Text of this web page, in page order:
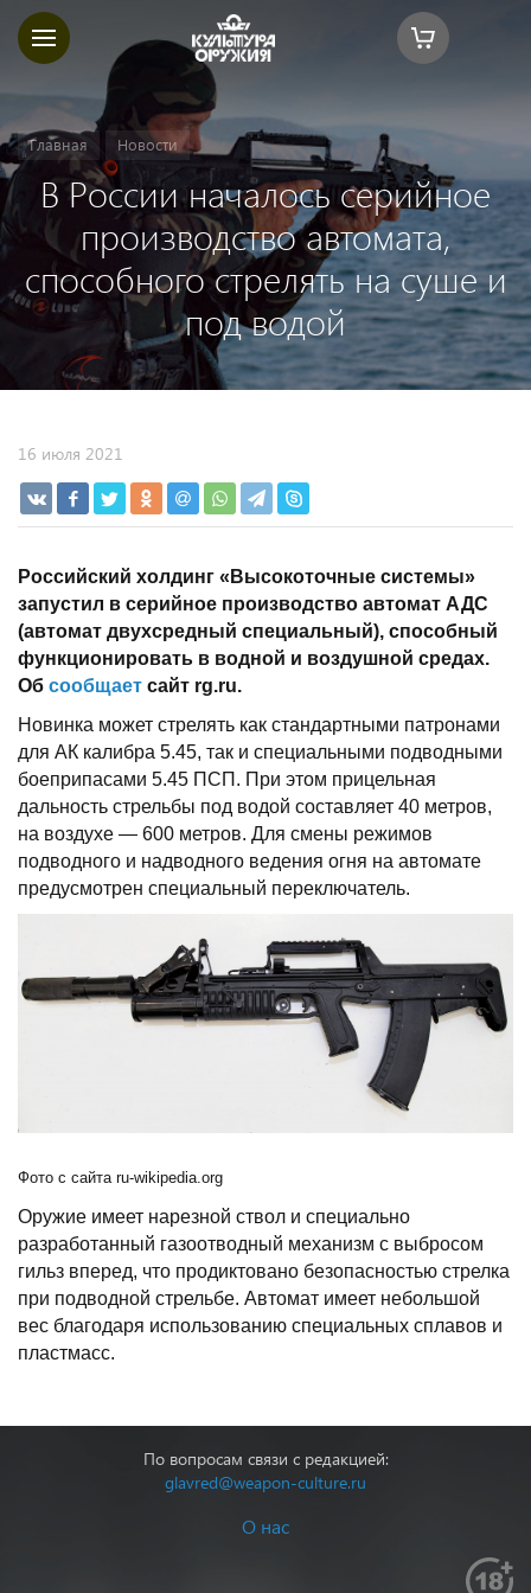
Главная Новости
В России началось серийное
производство автомата,
способного стрелять на суше и
под водой
16 июля 2021
Российский холдинг «Высокоточные системы»
запустил в серийное производство автомат АДС
(автомат двухсредный специальный), способный
функционировать в водной и воздушной средах.
Об сообщает сайт rg.ru.
Новинка может стрелять как стандартными патронами
для АК калибра 5.45, так и специальными подводными
боеприпасами 5.45 ПСП. При этом прицельная
дальность стрельбы под водой составляет 40 метров,
на воздухе — 600 метров. Для смены режимов
подводного и надводного ведения огня на автомате
предусмотрен специальный переключатель.
Фото с сайта ru-wikipedia.org
Оружие имеет нарезной ствол и специально
разработанный газоотводный механизм с выбросом
гильз вперед, что продиктовано безопасностью стрелка
при подводной стрельбе. Автомат имеет небольшой
вес благодаря использованию специальных сплавов и
пластмасс.
По вопросам связи с редакцией:
glavred@weapon-culture.ru
О нас